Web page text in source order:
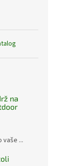
na
vaše ...